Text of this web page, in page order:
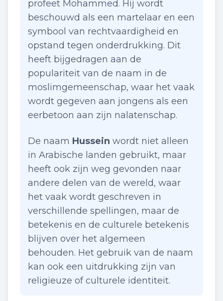
profeet Mohammed. Hij wordt
beschouwd als een martelaar en een
symbool van rechtvaardigheid en
opstand tegen onderdrukking. Dit
heeft bijgedragen aan de
populariteit van de naam in de
moslimgemeenschap, waar het vaak
wordt gegeven aan jongens als een
eerbetoon aan zijn nalatenschap.
De naam Hussein wordt niet alleen
in Arabische landen gebruikt, maar
heeft ook zijn weg gevonden naar
andere delen van de wereld, waar
het vaak wordt geschreven in
verschillende spellingen, maar de
betekenis en de culturele betekenis
blijven over het algemeen
behouden. Het gebruik van de naam
kan ook een uitdrukking zijn van
religieuze of culturele identiteit.